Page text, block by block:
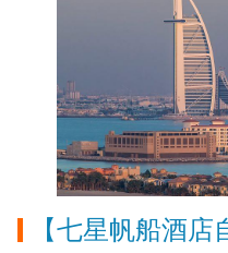
【七星帆船酒店